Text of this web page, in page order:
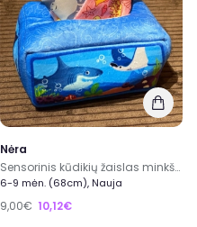
Nėra
Sensorinis kūdikių žaislas minkštas servetėlių dėklas
6-9 mėn. (68cm), Nauja
9,00€ 10,12€